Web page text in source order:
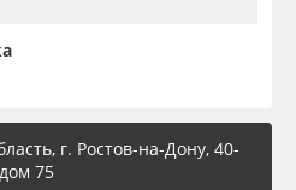
г. Ростов-на-Дону, 40-
75